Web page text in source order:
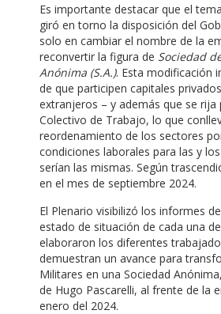
Es importante destacar que el
giró en torno la disposición del
solo en cambiar el nombre de la
reconvertir la figura de Sociedad
Anónima (S.A.). Esta modificación
de que participen capitales
extranjeros – y además que se
Colectivo de Trabajo, lo que
reordenamiento de los sectores
condiciones laborales para las y
serían las mismas. Según
en el mes de septiembre 2024.
El Plenario visibilizó los informes
estado de situación de cada una
elaboraron los diferentes
demuestran un avance para
Militares en una Sociedad
de Hugo Pascarelli, al frente de la
enero del 2024.